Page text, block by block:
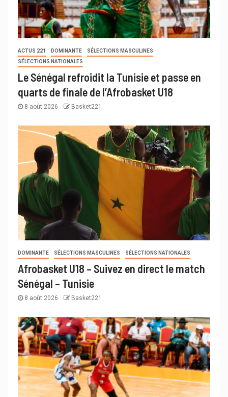
ACTUS 221 DOMINANTE
SÉLECTIONS MASCULINES
SÉLECTIONS NATIONALES
Le Sénégal refroidit la Tunisie et passe en
quarts de finale de l’Afrobasket U18
8 août 2026 Basket221
DOMINANTE SÉLECTIONS MASCULINES SÉLECTIONS NATIONALES
Afrobasket U18 – Suivez en direct le match
Sénégal – Tunisie
8 août 2026 Basket221